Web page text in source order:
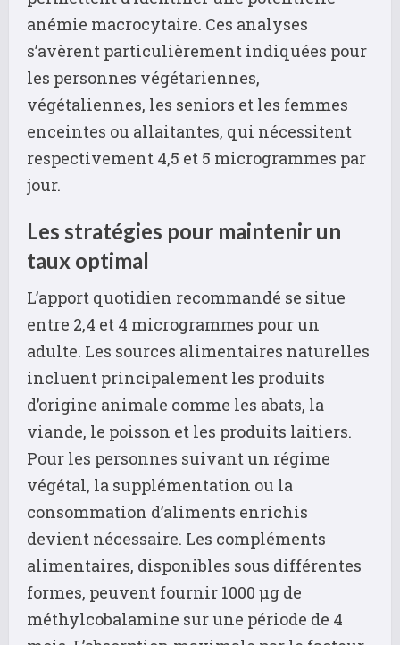
anémie macrocytaire. Ces analyses
s’avèrent particulièrement indiquées pour
les personnes végétariennes,
végétaliennes, les seniors et les femmes
enceintes ou allaitantes, qui nécessitent
respectivement 4,5 et 5 microgrammes par
jour.
Les stratégies pour maintenir un
taux optimal
L’apport quotidien recommandé se situe
entre 2,4 et 4 microgrammes pour un
adulte. Les sources alimentaires naturelles
incluent principalement les produits
d’origine animale comme les abats, la
viande, le poisson et les produits laitiers.
Pour les personnes suivant un régime
végétal, la supplémentation ou la
consommation d’aliments enrichis
devient nécessaire. Les compléments
alimentaires, disponibles sous différentes
formes, peuvent fournir 1000 µg de
méthylcobalamine sur une période de 4